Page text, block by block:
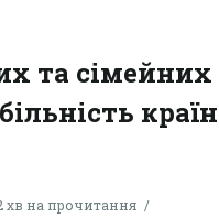
та сімейних
хв на прочитання